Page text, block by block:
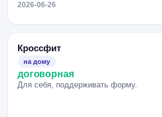
2026-06-26
Кроссфит
на дому
договорная
Для себя, поддерживать форму.